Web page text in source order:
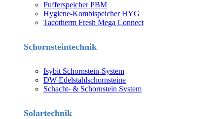
Pufferspeicher PBM
Hygiene-Kombispeicher HYG
Tacotherm Fresh Mega Connect
Schornsteintechnik
Isybit Schornstein-System
DW-Edelstahlschornsteine
Schacht- & Schornstein System
Solartechnik